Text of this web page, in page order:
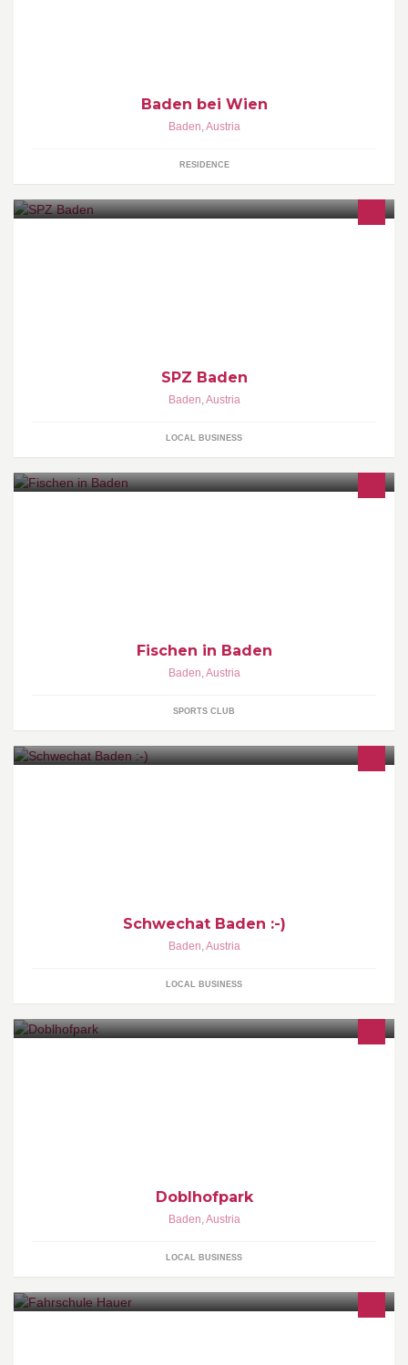
Baden bei Wien
Baden Austria
RESIDENCE
SPZ Baden
Baden Austria
LOCAL BUSINESS
Fischen in Baden
Baden Austria
SPORTS CLUB
Schwechat Baden :-)
Baden Austria
LOCAL BUSINESS
Doblhofpark
Baden Austria
LOCAL BUSINESS